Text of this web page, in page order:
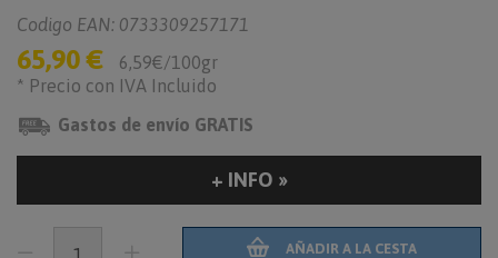
Codigo EAN: 0733309257171
65,90 €
6,59€/100gr
* Precio con IVA Incluido
Gastos de envío GRATIS
+ INFO »
AÑADIR A LA CESTA